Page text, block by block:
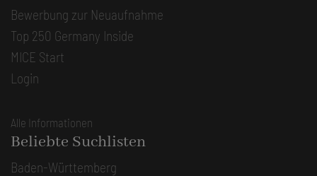
Bewerbung zur Neuaufnahme
Top 250 Germany Inside
MICE Start
Login
Alle Informationen
Beliebte Suchlisten
Baden-Württemberg